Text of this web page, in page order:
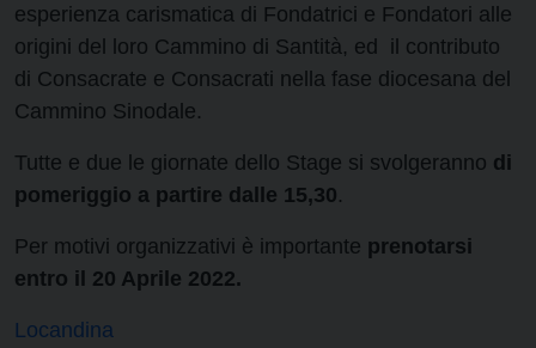
esperienza carismatica di Fondatrici e Fondatori alle
origini del loro Cammino di Santità, ed il contributo
di Consacrate e Consacrati nella fase diocesana del
Cammino Sinodale.
Tutte e due le giornate dello Stage si svolgeranno di
pomeriggio a partire dalle 15,30.
Per motivi organizzativi è importante prenotarsi
entro il 20 Aprile 2022.
Locandina